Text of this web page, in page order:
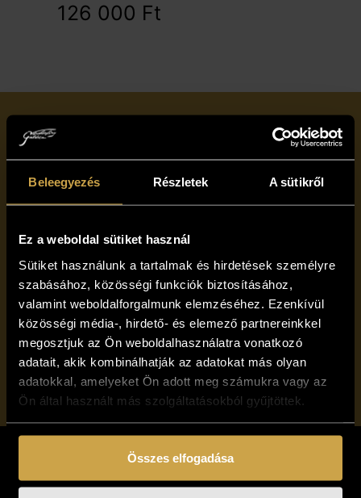
Beleegyezés Részletek A sütikről
Ez a weboldal sütiket használ
Sütiket használunk a tartalmak és hirdetések személyre
szabásához, közösségi funkciók biztosításához,
valamint weboldalforgalmunk elemzéséhez. Ezenkívül
közösségi média-, hirdető- és elemező partnereinkkel
megosztjuk az Ön weboldalhasználatra vonatkozó
adatait, akik kombinálhatják az adatokat más olyan
adatokkal, amelyeket Ön adott meg számukra vagy az
Ön által használt más szolgáltatásokból gyűjtöttek.
Összes elfogadása
126 000 Ft
Iratkozzon fel
hírlevelünkre!
Elolvastam, és elfogadom a Vándorfény Galéria
adatvédelmi tájékoztatóját
Feliratkozom